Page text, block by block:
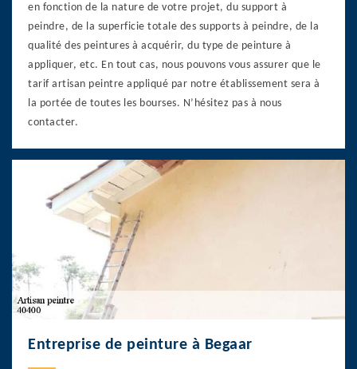
en fonction de la nature de votre projet, du support à
peindre, de la superficie totale des supports à peindre, de la
qualité des peintures à acquérir, du type de peinture à
appliquer, etc. En tout cas, nous pouvons vous assurer que le
tarif artisan peintre appliqué par notre établissement sera à
la portée de toutes les bourses. N’hésitez pas à nous
contacter.
Entreprise de peinture à Begaar